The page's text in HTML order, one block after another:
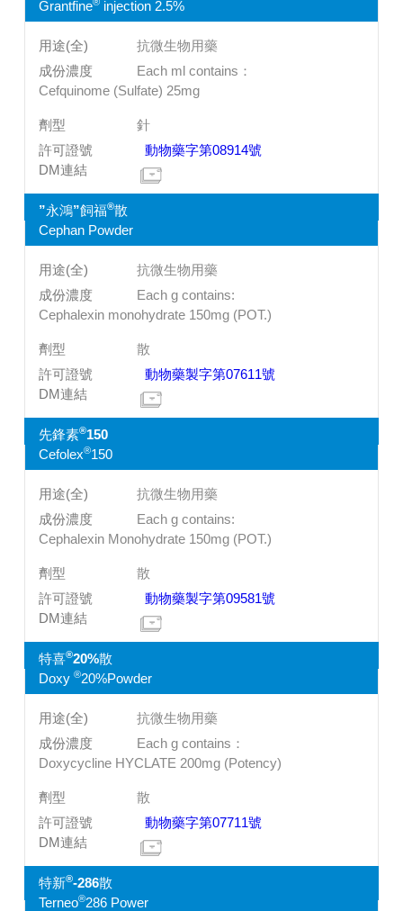
Grantfine injection 2.5%
抗微生物用藥
Each ml contains：
Cefquinome (Sulfate) 25mg
針
動物藥字第08914號
”永鴻”飼福®散
Cephan Powder
抗微生物用藥
Each g contains:
Cephalexin monohydrate 150mg (POT.)
散
動物藥製字第07611號
先鋒素®150
Cefolex®150
抗微生物用藥
Each g contains:
Cephalexin Monohydrate 150mg (POT.)
散
動物藥製字第09581號
特喜®20%散
Doxy ®20%Powder
抗微生物用藥
Each g contains：
Doxycycline HYCLATE 200mg (Potency)
散
動物藥字第07711號
特新®-286散
Terneo®286 Power